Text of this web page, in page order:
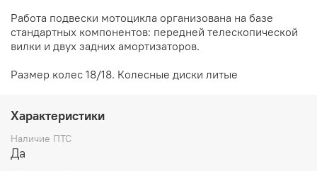
Работа подвески мотоцикла организована на базе
стандартных компонентов: передней телескопической
вилки и двух задних амортизаторов.
Размер колес 18/18. Колесные диски литые
Характеристики
Наличие ПТС
Да